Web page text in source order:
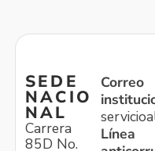
SEDE
NACIO
NAL
Carrera
85D No.
Correo
Línea